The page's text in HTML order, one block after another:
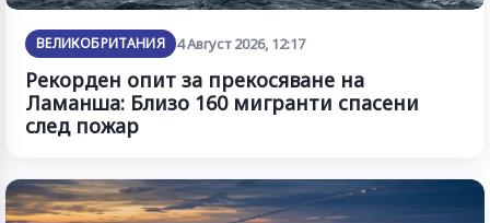
ВЕЛИКОБРИТАНИЯ 4 Август 2026, 12:17
Рекорден опит за прекосяване на
Ламанша: Близо 160 мигранти спасени
след пожар